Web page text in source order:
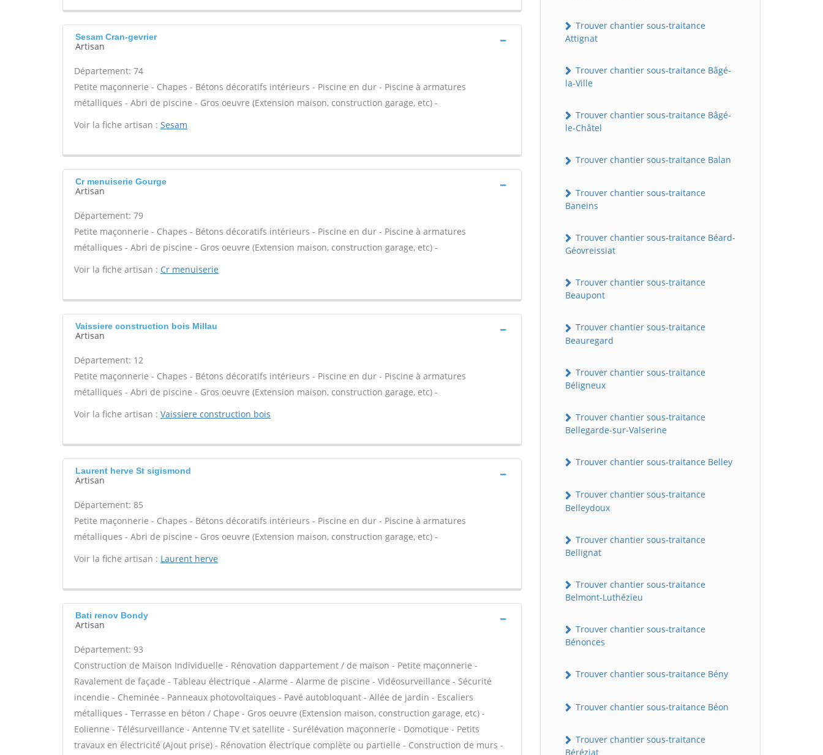
Sesam Cran-gevrier
Artisan
Département: 74
Petite maçonnerie - Chapes - Bétons décoratifs intérieurs - Piscine en dur - Piscine à armatures
métalliques - Abri de piscine - Gros oeuvre (Extension maison, construction garage, etc) -
Voir la fiche artisan : Sesam
Cr menuiserie Gourge
Artisan
Département: 79
Petite maçonnerie - Chapes - Bétons décoratifs intérieurs - Piscine en dur - Piscine à armatures
métalliques - Abri de piscine - Gros oeuvre (Extension maison, construction garage, etc) -
Voir la fiche artisan : Cr menuiserie
Vaissiere construction bois Millau
Artisan
Département: 12
Petite maçonnerie - Chapes - Bétons décoratifs intérieurs - Piscine en dur - Piscine à armatures
métalliques - Abri de piscine - Gros oeuvre (Extension maison, construction garage, etc) -
Voir la fiche artisan : Vaissiere construction bois
Laurent herve St sigismond
Artisan
Département: 85
Petite maçonnerie - Chapes - Bétons décoratifs intérieurs - Piscine en dur - Piscine à armatures
métalliques - Abri de piscine - Gros oeuvre (Extension maison, construction garage, etc) -
Voir la fiche artisan : Laurent herve
Bati renov Bondy
Artisan
Département: 93
Construction de Maison Individuelle - Rénovation dappartement / de maison - Petite maçonnerie -
Ravalement de façade - Tableau électrique - Alarme - Alarme de piscine - Vidéosurveillance - Sécurité
incendie - Cheminée - Panneaux photovoltaïques - Pavé autobloquant - Allée de jardin - Escaliers
métalliques - Terrasse en béton / Chape - Gros oeuvre (Extension maison, construction garage, etc) -
Eolienne - Télésurveillance - Antenne TV et satellite - Surélévation maçonnerie - Domotique - Petits
travaux en électricité (Ajout prise) - Rénovation électrique complète ou partielle - Construction de murs -
Trouver chantier sous-traitance
Attignat
Trouver chantier sous-traitance Bâgé-
la-Ville
Trouver chantier sous-traitance Bâgé-
le-Châtel
Trouver chantier sous-traitance Balan
Trouver chantier sous-traitance
Baneins
Trouver chantier sous-traitance Béard-
Géovreissiat
Trouver chantier sous-traitance
Beaupont
Trouver chantier sous-traitance
Beauregard
Trouver chantier sous-traitance
Béligneux
Trouver chantier sous-traitance
Bellegarde-sur-Valserine
Trouver chantier sous-traitance Belley
Trouver chantier sous-traitance
Belleydoux
Trouver chantier sous-traitance
Bellignat
Trouver chantier sous-traitance
Belmont-Luthézieu
Trouver chantier sous-traitance
Bénonces
Trouver chantier sous-traitance Bény
Trouver chantier sous-traitance Béon
Trouver chantier sous-traitance
Béréziat